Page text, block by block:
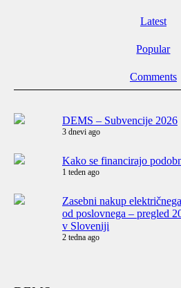
Latest
Popular
Comments
DEMS – Subvencije 2026
3 dnevi ago
Kako se financirajo
1 teden ago
Zasebni nakup
od poslovnega – pregled
v Sloveniji
2 tedna ago